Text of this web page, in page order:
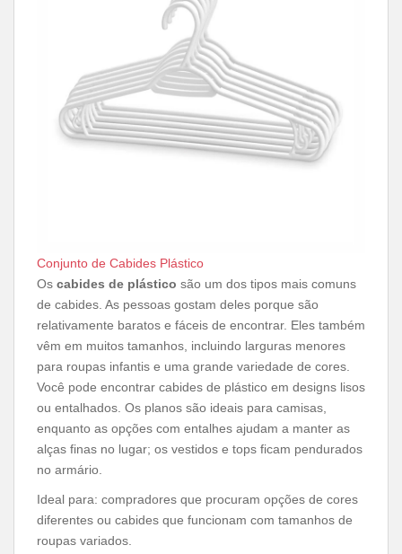
Conjunto de Cabides Plástico
Os cabides de plástico são um dos tipos mais comuns
de cabides. As pessoas gostam deles porque são
relativamente baratos e fáceis de encontrar. Eles também
vêm em muitos tamanhos, incluindo larguras menores
para roupas infantis e uma grande variedade de cores.
Você pode encontrar cabides de plástico em designs lisos
ou entalhados. Os planos são ideais para camisas,
enquanto as opções com entalhes ajudam a manter as
alças finas no lugar; os vestidos e tops ficam pendurados
no armário.
Ideal para: compradores que procuram opções de cores
diferentes ou cabides que funcionam com tamanhos de
roupas variados.